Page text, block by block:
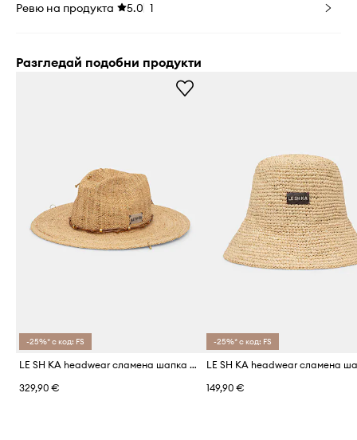
Ревю на продукта 5.0 1
Разгледай подобни продукти
-25%* с код: FS
LE SH KA headwear сламена шапка дамска
329,90 €
-25%* с код: FS
149,90 €